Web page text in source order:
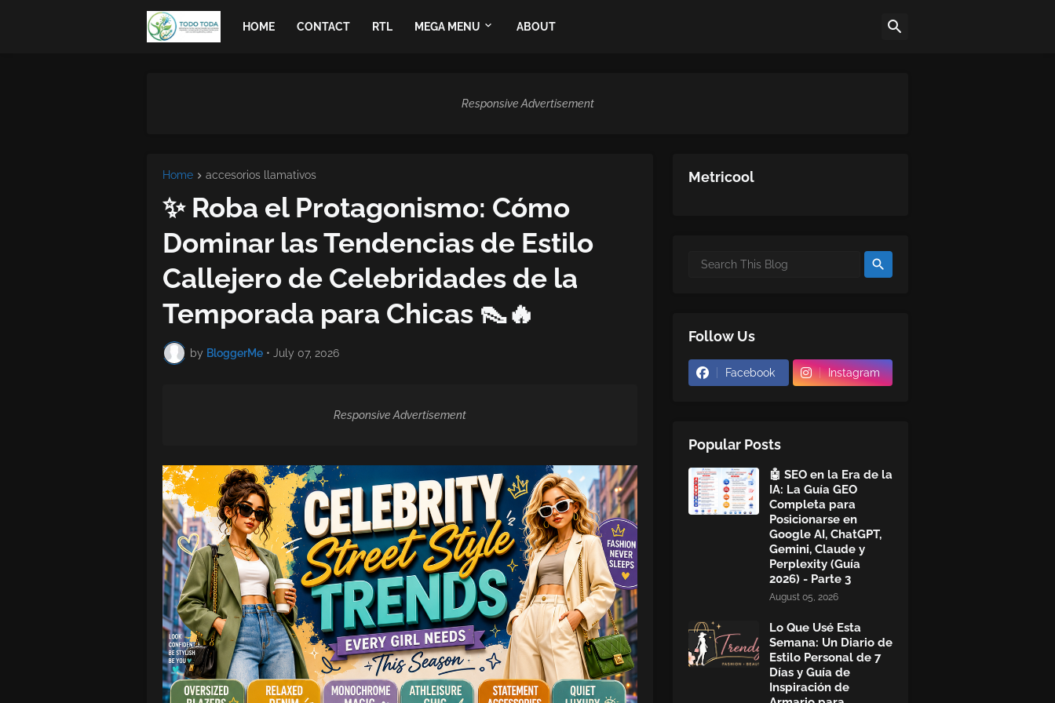
HOME CONTACT RTL MEGA MENU ABOUT
Responsive Advertisement
Home accesorios llamativos
✨ Roba el Protagonismo: Cómo
Dominar las Tendencias de Estilo
Callejero de Celebridades de la
Temporada para Chicas 👠🔥
by BloggerMe • July 07, 2026
Responsive Advertisement
Metricool
Follow Us
Facebook Instagram
Popular Posts
🤖 SEO en la Era de la
IA: La Guía GEO
Completa para
Posicionarse en
Google AI, ChatGPT,
Gemini, Claude y
Perplexity (Guía
2026) - Parte 3
August 05, 2026
Lo Que Usé Esta
Semana: Un Diario de
Estilo Personal de 7
Días y Guía de
Inspiración de